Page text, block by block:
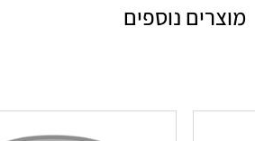
מוצרים נוספים